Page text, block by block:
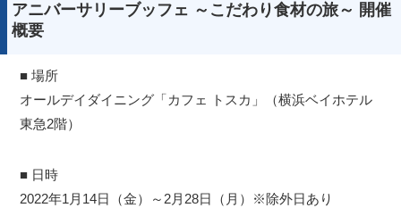
アニバーサリーブッフェ ～こだわり食材の旅～ 開催
概要
■ 場所
オールデイダイニング「カフェ トスカ」（横浜ベイホテル
東急2階）
■ 日時
2022年1月14日（金）～2月28日（月）※除外日あり